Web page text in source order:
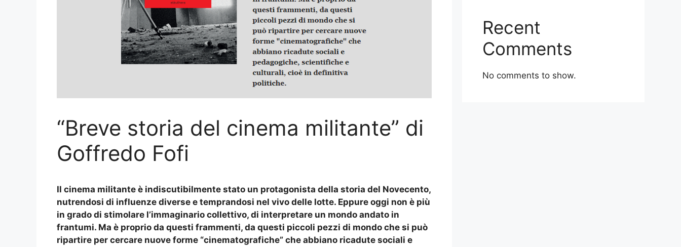
“Breve storia del cinema militante” di
Goffredo Fofi
Il cinema militante è indiscutibilmente stato un protagonista della storia del Novecento,
nutrendosi di influenze diverse e temprandosi nel vivo delle lotte. Eppure oggi non è più
in grado di stimolare l’immaginario collettivo, di interpretare un mondo andato in
frantumi. Ma è proprio da questi frammenti, da questi piccoli pezzi di mondo che si può
ripartire per cercare nuove forme “cinematografiche” che abbiano ricadute sociali e
Recent
Comments
No comments to show.